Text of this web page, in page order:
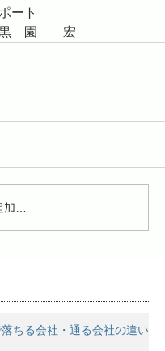
ート
　園　　宏
加…
ちる会社・通る会社の違い